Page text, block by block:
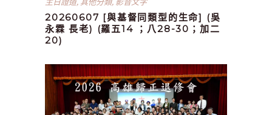
20260607 [與基督同類型的生命] (吳
永霖 長老) (羅五14 ；八28-30；加二
20)